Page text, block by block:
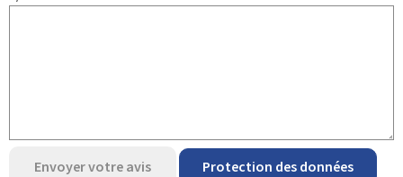
Envoyer votre avis Protection des données